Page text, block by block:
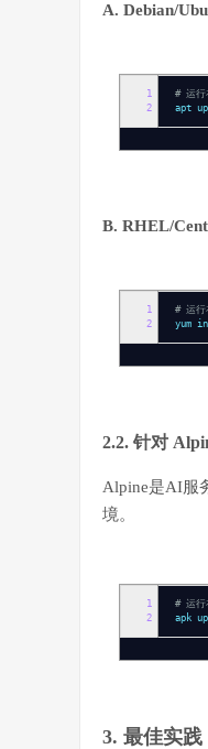
A. Debian/
1
2
# 运
apt
B. RHEL/
1
2
# 运
yum
2.2. 针对
Alpine是AI服
境。
1
2
# 运
apk
3. 最佳实